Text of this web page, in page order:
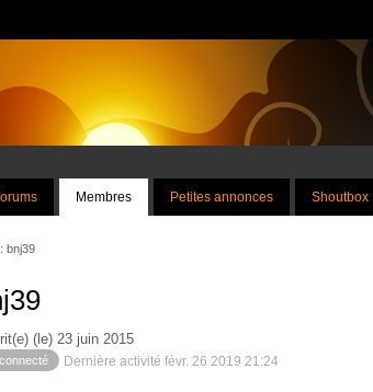
Membres Petites annonces Shoutbox
bnj39
(le) 23 juin 2015
Dernière activité févr. 26 2019 21:24